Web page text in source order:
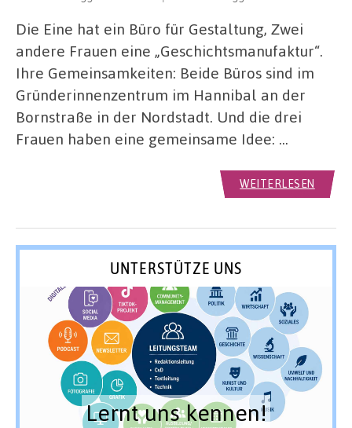
Die Eine hat ein Büro für Gestaltung, Zwei
andere Frauen eine „Geschichtsmanufaktur“.
Ihre Gemeinsamkeiten: Beide Büros sind im
Gründerinnenzentrum im Hannibal an der
Bornstraße in der Nordstadt. Und die drei
Frauen haben eine gemeinsame Idee: …
WEITERLESEN
UNTERSTÜTZE UNS
Lernt uns kennen!